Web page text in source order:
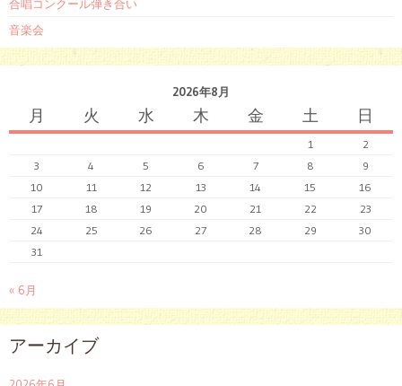
合唱コンクール弾き合い
音楽会
2026年8月
月 火 水 木 金 土 日
1
2
3
4 5 6 7 8
9
10
11 12 13 14 15
16
17
18 19 20 21 22
23
24
25 26 27 28 29
30
31
« 6月
アーカイブ